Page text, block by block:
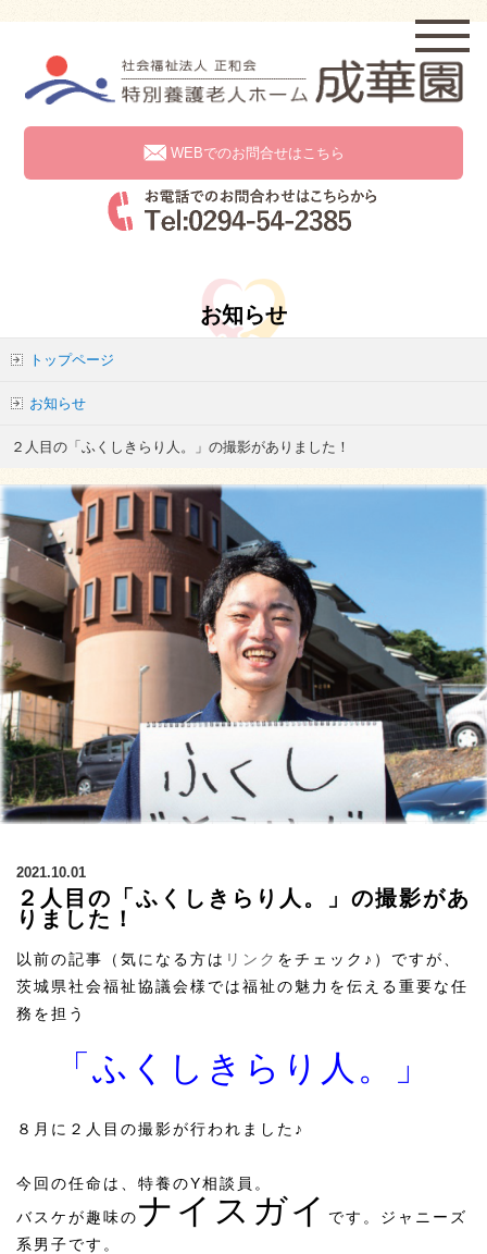
WEBでのお問合せはこちら
お知らせ
トップページ
お知らせ
２人目の「ふくしきらり人。」の撮影がありました！
2021.10.01
２人目の「ふくしきらり人。」の撮影があ
りました！
以前の記事（気になる方は リンク をチェック♪）ですが、
茨城県社会福祉協議会様では福祉の魅力を伝える重要な任
務を担う
「ふくしきらり人。」
８月に２人目の撮影が行われました♪
今回の任命は、特養のY相談員。
バスケが趣味のナイスガイ です。ジャニーズ
系男子です。